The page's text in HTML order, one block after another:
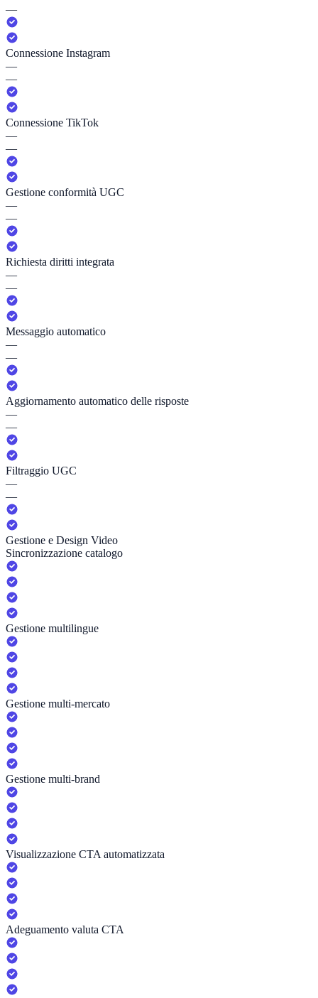
—
Connessione Instagram
—
—
Connessione TikTok
—
—
Gestione conformità UGC
—
—
Richiesta diritti integrata
—
—
Messaggio automatico
—
—
Aggiornamento automatico delle risposte
—
—
Filtraggio UGC
—
—
Gestione e Design Video
Sincronizzazione catalogo
Gestione multilingue
Gestione multi-mercato
Gestione multi-brand
Visualizzazione CTA automatizzata
Adeguamento valuta CTA